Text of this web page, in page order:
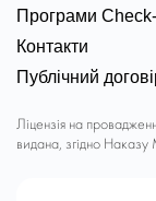
Програми
Контакти
Публічний
Ліцензія на
видана, згідно